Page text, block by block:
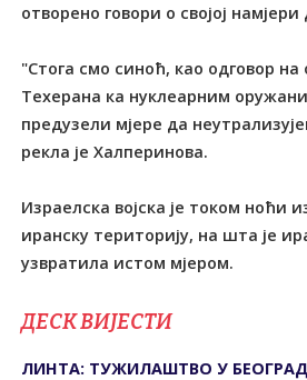
отворено говори о својој
"Стога смо синоћ, као одговор
Техерана ка нуклеарним
предузели мјере да
рекла је Халперинова.
Израелска војска је током ноћи
иранску територију, на шта је
узвратила истом мјером.
ДЕСК ВИЈЕСТИ
ЛИНТА: ТУЖИЛАШТВО У